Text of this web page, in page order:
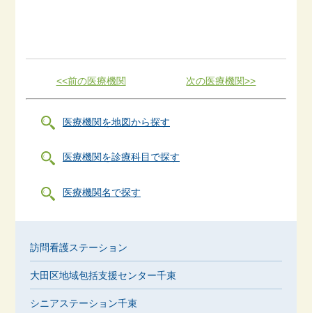
<<前の医療機関 次の医療機関>>
医療機関を地図から探す
医療機関を診療科目で探す
医療機関名で探す
訪問看護ステーション
大田区地域包括支援センター千束
シニアステーション千束